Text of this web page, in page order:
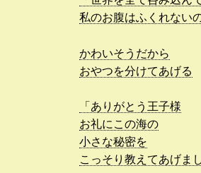
私のお腹はふくれないの
かわいそうだから
おやつを分けてあげる
「ありがとう王子様
お礼にこの海の
小さな秘密を
こっそり教えてあげま